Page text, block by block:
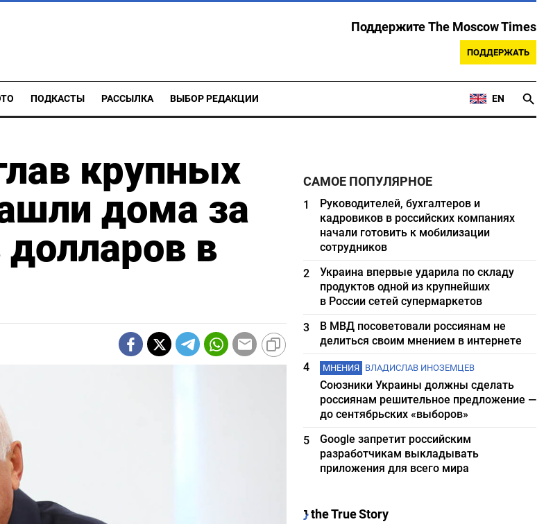
Поддержите The Moscow Times
ПОДДЕРЖАТЬ
ПОДКАСТЫ РАССЫЛКА ВЫБОР РЕДАКЦИИ EN
крупных
дома за
в
САМОЕ ПОПУЛЯРНОЕ
1
Руководителей, бухгалтеров и
кадровиков в российских компаниях
начали готовить к мобилизации
сотрудников
2
Украина впервые ударила по складу
продуктов одной из крупнейших
в России сетей супермаркетов
3
В МВД посоветовали россиянам не
делиться своим мнением в интернете
4
МНЕНИЯ ВЛАДИСЛАВ ИНОЗЕМЦЕВ
Союзники Украины должны сделать
россиянам решительное предложение —
до сентябрьских «выборов»
5
Google запретит российским
разработчикам выкладывать
приложения для всего мира